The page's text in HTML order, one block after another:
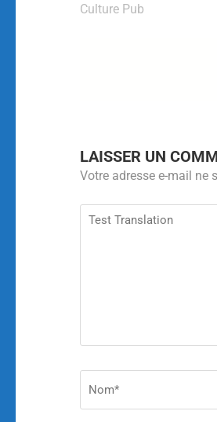
Culture Pub
LAISSER UN
Votre adresse e-mail ne